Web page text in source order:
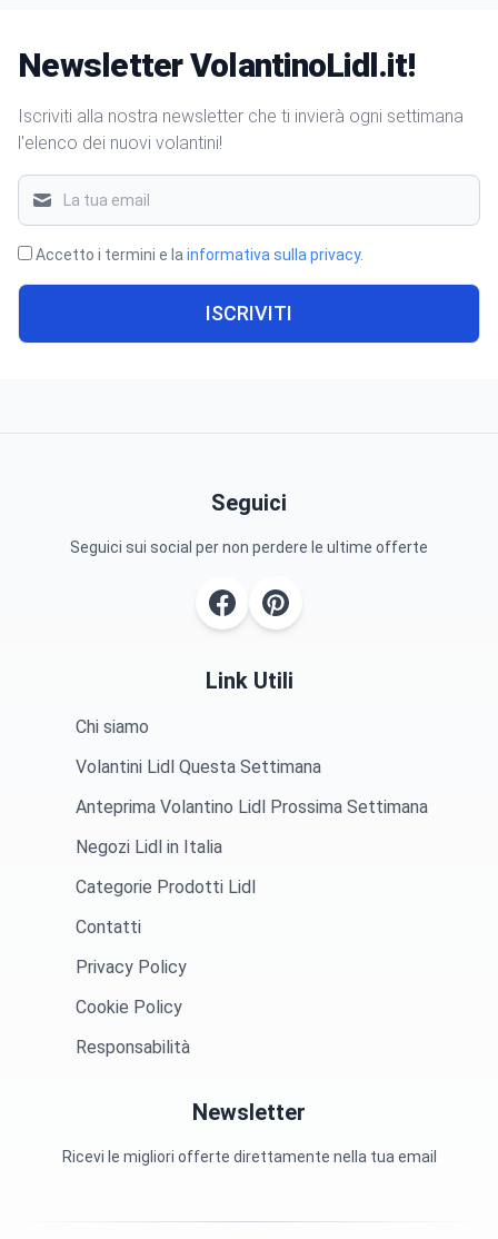
Newsletter VolantinoLidl.it!
Iscriviti alla nostra newsletter che ti invierà ogni settimana
l'elenco dei nuovi volantini!
Accetto i termini e la informativa sulla privacy.
ISCRIVITI
Seguici
Seguici sui social per non perdere le ultime offerte
Link Utili
Chi siamo
Volantini Lidl Questa Settimana
Anteprima Volantino Lidl Prossima Settimana
Negozi Lidl in Italia
Categorie Prodotti Lidl
Contatti
Privacy Policy
Cookie Policy
Responsabilità
Newsletter
Ricevi le migliori offerte direttamente nella tua email